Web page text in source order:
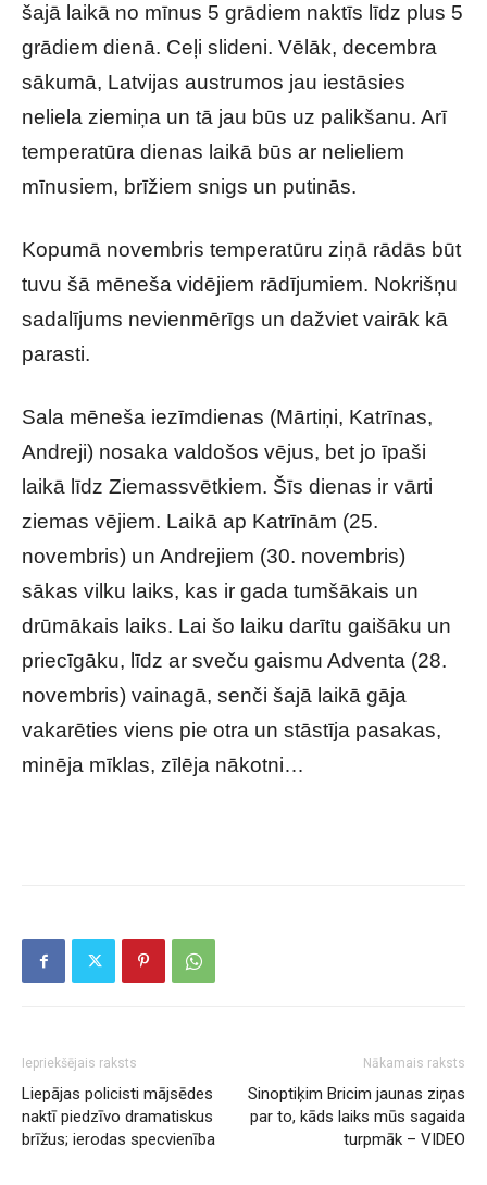
šajā laikā no mīnus 5 grādiem naktīs līdz plus 5
grādiem dienā. Ceļi slideni. Vēlāk, decembra
sākumā, Latvijas austrumos jau iestāsies
neliela ziemiņa un tā jau būs uz palikšanu. Arī
temperatūra dienas laikā būs ar nelieliem
mīnusiem, brīžiem snigs un putinās.
Kopumā novembris temperatūru ziņā rādās būt
tuvu šā mēneša vidējiem rādījumiem. Nokrišņu
sadalījums nevienmērīgs un dažviet vairāk kā
parasti.
Sala mēneša iezīmdienas (Mārtiņi, Katrīnas,
Andreji) nosaka valdošos vējus, bet jo īpaši
laikā līdz Ziemassvētkiem. Šīs dienas ir vārti
ziemas vējiem. Laikā ap Katrīnām (25.
novembris) un Andrejiem (30. novembris)
sākas vilku laiks, kas ir gada tumšākais un
drūmākais laiks. Lai šo laiku darītu gaišāku un
priecīgāku, līdz ar sveču gaismu Adventa (28.
novembris) vainagā, senči šajā laikā gāja
vakarēties viens pie otra un stāstīja pasakas,
minēja mīklas, zīlēja nākotni…
Iepriekšējais raksts
Liepājas policisti mājsēdes
naktī piedzīvo dramatiskus
brīžus; ierodas specvienība
Nākamais raksts
Sinoptiķim Bricim jaunas ziņas
par to, kāds laiks mūs sagaida
turpmāk – VIDEO